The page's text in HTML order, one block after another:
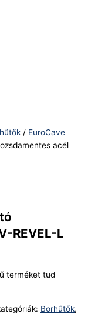
/ EuroCave
acél
REVEL-L
terméket tud
Borhűtők,